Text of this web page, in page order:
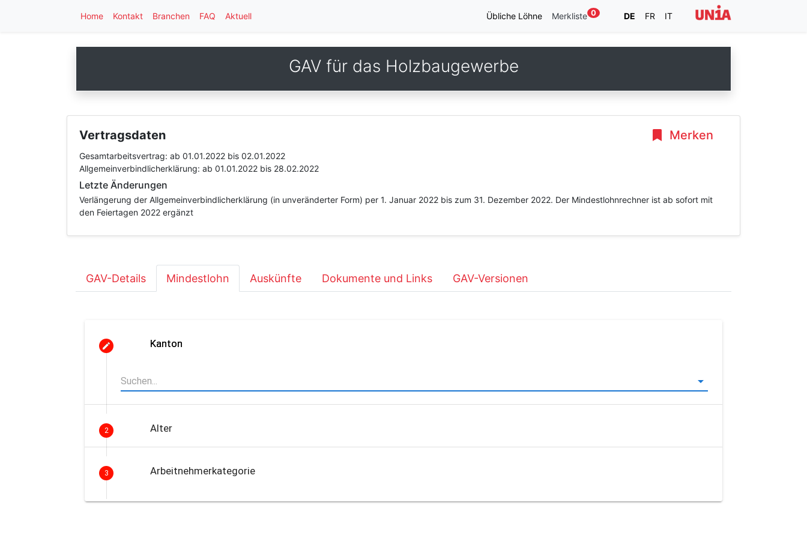
Home Kontakt Branchen FAQ Aktuell Übliche Löhne Merkliste 0 DE FR IT
GAV für das Holzbaugewerbe
Merken
Vertragsdaten
Gesamtarbeitsvertrag: ab 01.01.2022 bis 02.01.2022
Allgemeinverbindlicherklärung: ab 01.01.2022 bis 28.02.2022
Letzte Änderungen
Verlängerung der Allgemeinverbindlicherklärung (in unveränderter Form) per 1. Januar 2022 bis zum 31. Dezember 2022. Der Mindestlohnrechner ist ab sofort mit
den Feiertagen 2022 ergänzt
GAV-Details Mindestlohn Auskünfte Dokumente und Links GAV-Versionen
Kanton
2 Alter
3 Arbeitnehmerkategorie